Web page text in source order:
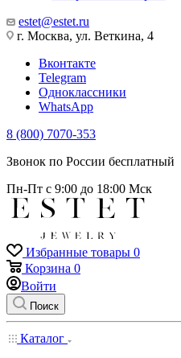
estet@estet.ru
г. Москва, ул. Веткина, 4
Вконтакте
Telegram
Одноклассники
WhatsApp
8 (800) 7070-353
Звонок по России бесплатный
Пн-Пт с 9:00 до 18:00 Мск
Избранные товары 0
Корзина 0
Войти
Поиск
Каталог